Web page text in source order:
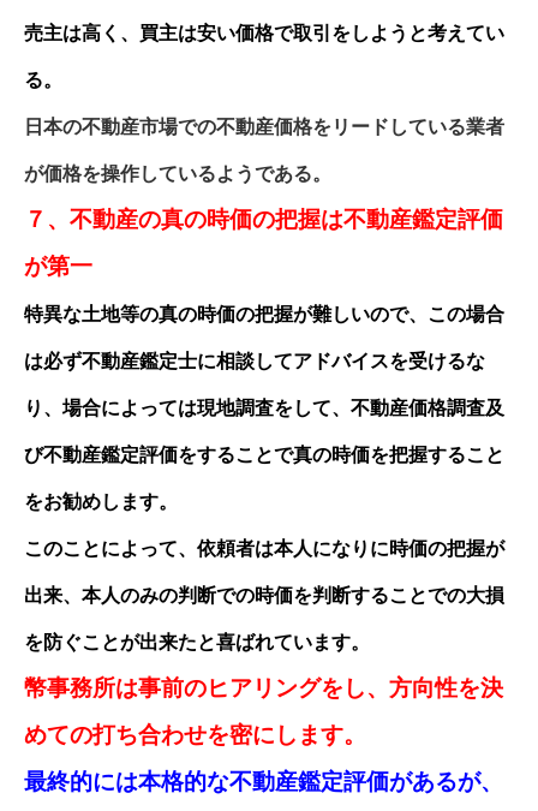
売主は高く、買主は安い価格で取引をしようと考えてい
る。
日本の不動産市場での不動産価格をリードしている業者
が価格を操作しているようである。
７、不動産の真の時価の把握は不動産鑑定評価
が第一
特異な土地等の真の時価の把握が難しいので、この場合
は必ず不動産鑑定士に相談してアドバイスを受けるな
り、場合によっては現地調査をして、不動産価格調査及
び不動産鑑定評価をすることで真の時価を把握すること
をお勧めします。
このことによって、依頼者は本人になりに時価の把握が
出来、本人のみの判断での時価を判断することでの大損
を防ぐことが出来たと喜ばれています。
幣事務所は事前のヒアリングをし、方向性を決
めての打ち合わせを密にします。
最終的には本格的な不動産鑑定評価があるが、